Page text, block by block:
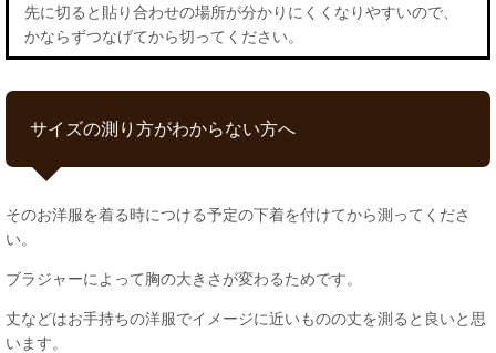
先に切ると貼り合わせの場所が分かりにくくなりやすいので、
かならずつなげてから切ってください。
サイズの測り方がわからない方へ
そのお洋服を着る時につける予定の下着を付けてから測ってくださ
い。
ブラジャーによって胸の大きさが変わるためです。
丈などはお手持ちの洋服でイメージに近いものの丈を測ると良いと思
います。